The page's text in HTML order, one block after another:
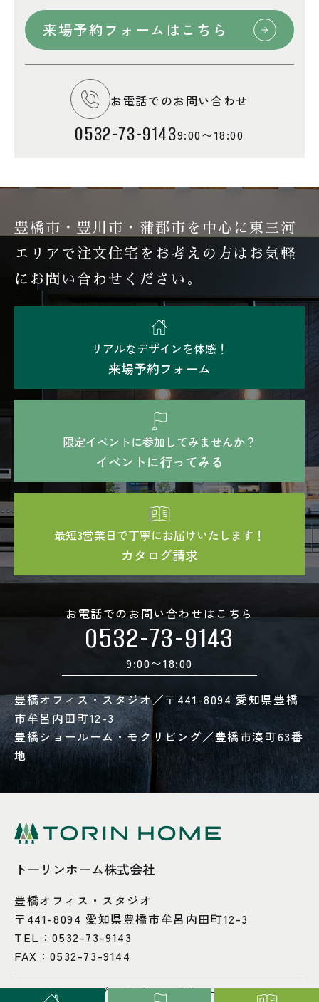
来場予約フォームはこちら
お電話でのお問い合わせ
0532-73-91439:00〜18:00
豊橋市・豊川市・蒲郡市を中心に東三河
エリアで注文住宅を お考えの方はお気軽
にお問い合わせください。
リアルなデザインを体感！
来場予約フォーム
限定イベントに参加してみませんか？
イベントに行ってみる
最短3営業日で丁寧にお届けいたします！
カタログ請求
お電話でのお問い合わせはこちら
0532-73-9143
9:00〜18:00
豊橋オフィス・スタジオ／〒441-8094 愛知県豊橋
市牟呂内田町12-3
豊橋ショールーム・モクリビング／豊橋市湊町63番
地
トーリンホーム株式会社
豊橋オフィス・スタジオ
〒441-8094 愛知県豊橋市牟呂内田町12-3
TEL：0532-73-9143
FAX：0532-73-9144
プライバシーポリシー